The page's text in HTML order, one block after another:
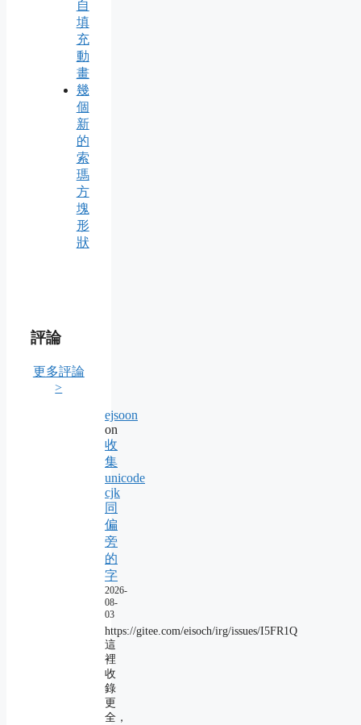
自
填
充
動
畫
幾
個
新
的
索
瑪
方
塊
形
狀
評論
更多評論
>
ejsoon
on
收
集
unicode
cjk
同
偏
旁
的
字
2026-
08-
03
https://gitee.com/eisoch/irg/issues/I5FR1Q
這
裡
收
錄
更
全，